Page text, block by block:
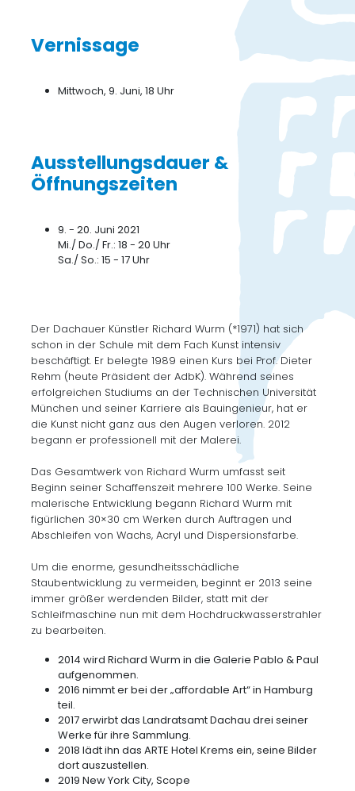
Vernissage
Mittwoch, 9. Juni, 18 Uhr
Ausstellungsdauer &
Öffnungszeiten
9. - 20. Juni 2021
Mi./ Do./ Fr.: 18 - 20 Uhr
Sa./ So.: 15 - 17 Uhr
Der Dachauer Künstler Richard Wurm (*1971) hat sich
schon in der Schule mit dem Fach Kunst intensiv
beschäftigt. Er belegte 1989 einen Kurs bei Prof. Dieter
Rehm (heute Präsident der AdbK). Während seines
erfolgreichen Studiums an der Technischen Universität
München und seiner Karriere als Bauingenieur, hat er
die Kunst nicht ganz aus den Augen verloren. 2012
begann er professionell mit der Malerei.
Das Gesamtwerk von Richard Wurm umfasst seit
Beginn seiner Schaffenszeit mehrere 100 Werke. Seine
malerische Entwicklung begann Richard Wurm mit
figürlichen 30×30 cm Werken durch Auftragen und
Abschleifen von Wachs, Acryl und Dispersionsfarbe.
Um die enorme, gesundheitsschädliche
Staubentwicklung zu vermeiden, beginnt er 2013 seine
immer größer werdenden Bilder, statt mit der
Schleifmaschine nun mit dem Hochdruckwasserstrahler
zu bearbeiten.
2014 wird Richard Wurm in die Galerie Pablo & Paul
aufgenommen.
2016 nimmt er bei der „affordable Art“ in Hamburg
teil.
2017 erwirbt das Landratsamt Dachau drei seiner
Werke für ihre Sammlung.
2018 lädt ihn das ARTE Hotel Krems ein, seine Bilder
dort auszustellen.
2019 New York City, Scope